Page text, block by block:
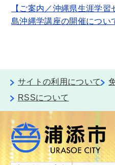
【ご案内／沖縄県生涯学
島沖縄学講座の開催につい
サイトの利用について
RSSについて